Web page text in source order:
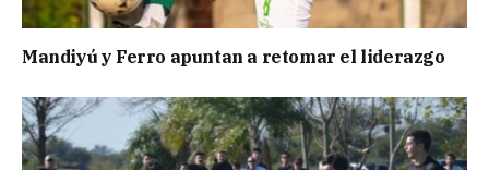
Mandiyú y Ferro apuntan a retomar el liderazgo